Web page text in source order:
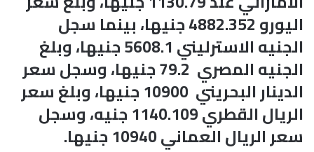
اليورو 4882.352 جنيها، بينما سجل
الجنيه الاسترليني 5608.1 جنيها، وبلغ
الجنيه المصري 79.2 جنيها، وسجل سعر
الدينار البحريني 10900 جنيها، وبلغ سعر
الريال القطري 1140.109 جنيه، وسجل
سعر الريال العماني 10940 جنيها.